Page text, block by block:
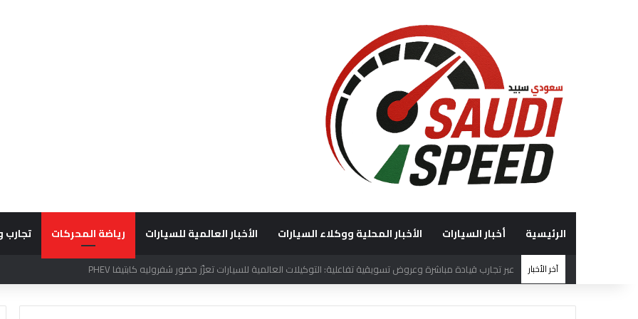
الرئيسية أخبار السيارات الأخبار المحلية ووكلاء السيارات الأخبار العالمية للسيارات رياضة المحركات تجارب
آخر الأخبار “الوعلان للتجارة” تحصد جائزة “شريك إرث التميّز” في قمة “شركاء هيونداي لعام 2026” تقديراً للتميّز التشغيلي وريادة تجارب العميل